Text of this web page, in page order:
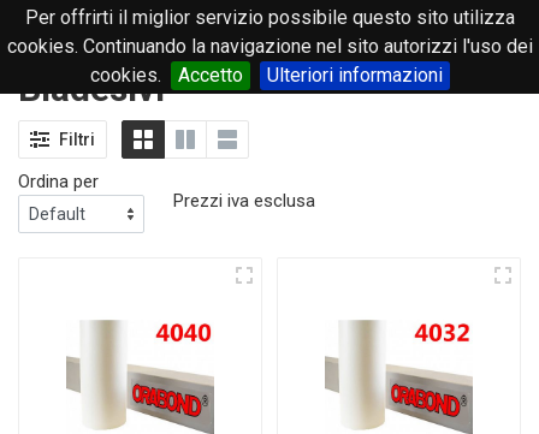
Per offrirti il miglior servizio possibile questo sito utilizza
cookies. Continuando la navigazione nel sito autorizzi l'uso dei
cookies.
Accetto Ulteriori informazioni
0
Biadesivi
Filtri
Ordina per
Prezzi iva esclusa